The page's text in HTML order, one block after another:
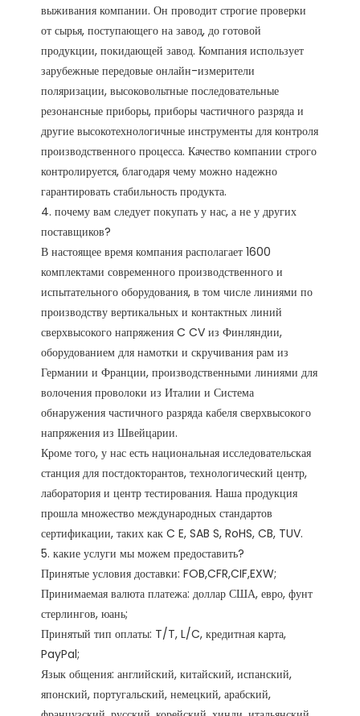
выживания компании. Он проводит строгие проверки
от сырья, поступающего на завод, до готовой
продукции, покидающей завод. Компания использует
зарубежные передовые онлайн-измерители
поляризации, высоковольтные последовательные
резонансные приборы, приборы частичного разряда и
другие высокотехнологичные инструменты для контроля
производственного процесса. Качество компании строго
контролируется, благодаря чему можно надежно
гарантировать стабильность продукта.
4. почему вам следует покупать у нас, а не у других
поставщиков?
В настоящее время компания располагает 1600
комплектами современного производственного и
испытательного оборудования, в том числе линиями по
производству вертикальных и контактных линий
сверхвысокого напряжения C CV из Финляндии,
оборудованием для намотки и скручивания рам из
Германии и Франции, производственными линиями для
волочения проволоки из Италии и Система
обнаружения частичного разряда кабеля сверхвысокого
напряжения из Швейцарии.
Кроме того, у нас есть национальная исследовательская
станция для постдокторантов, технологический центр,
лаборатория и центр тестирования. Наша продукция
прошла множество международных стандартов
сертификации, таких как C E, SAB S, RoHS, CB, TUV.
5. какие услуги мы можем предоставить?
Принятые условия доставки: FOB,CFR,CIF,EXW;
Принимаемая валюта платежа: доллар США, евро, фунт
стерлингов, юань;
Принятый тип оплаты: T/T, L/C, кредитная карта,
PayPal;
Язык общения: английский, китайский, испанский,
японский, португальский, немецкий, арабский,